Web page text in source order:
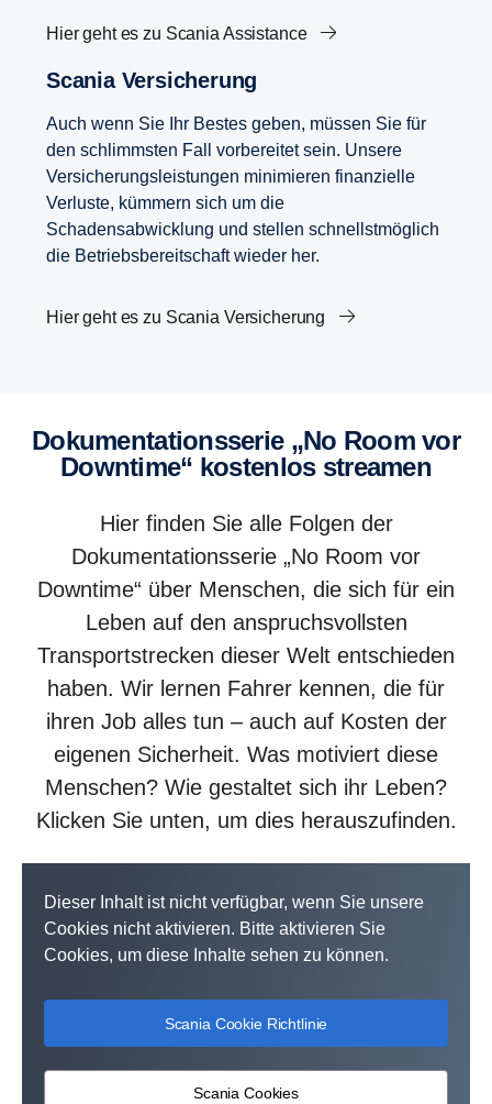
Hier geht es zu Scania Assistance
Scania Versicherung
Auch wenn Sie Ihr Bestes geben, müssen Sie für
den schlimmsten Fall vorbereitet sein. Unsere
Versicherungsleistungen minimieren finanzielle
Verluste, kümmern sich um die
Schadensabwicklung und stellen schnellstmöglich
die Betriebsbereitschaft wieder her.
Hier geht es zu Scania Versicherung
Dokumentationsserie „No Room vor
Downtime“ kostenlos streamen
Hier finden Sie alle Folgen der
Dokumentationsserie „No Room vor
Downtime“ über Menschen, die sich für ein
Leben auf den anspruchsvollsten
Transportstrecken dieser Welt entschieden
haben. Wir lernen Fahrer kennen, die für
ihren Job alles tun – auch auf Kosten der
eigenen Sicherheit. Was motiviert diese
Menschen? Wie gestaltet sich ihr Leben?
Klicken Sie unten, um dies herauszufinden.
Dieser Inhalt ist nicht verfügbar, wenn Sie unsere
Cookies nicht aktivieren. Bitte aktivieren Sie
Cookies, um diese Inhalte sehen zu können.
Scania Cookie Richtlinie
Scania Cookies